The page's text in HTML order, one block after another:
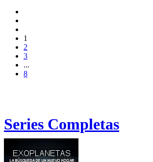
1
2
3
...
8
Series Completas